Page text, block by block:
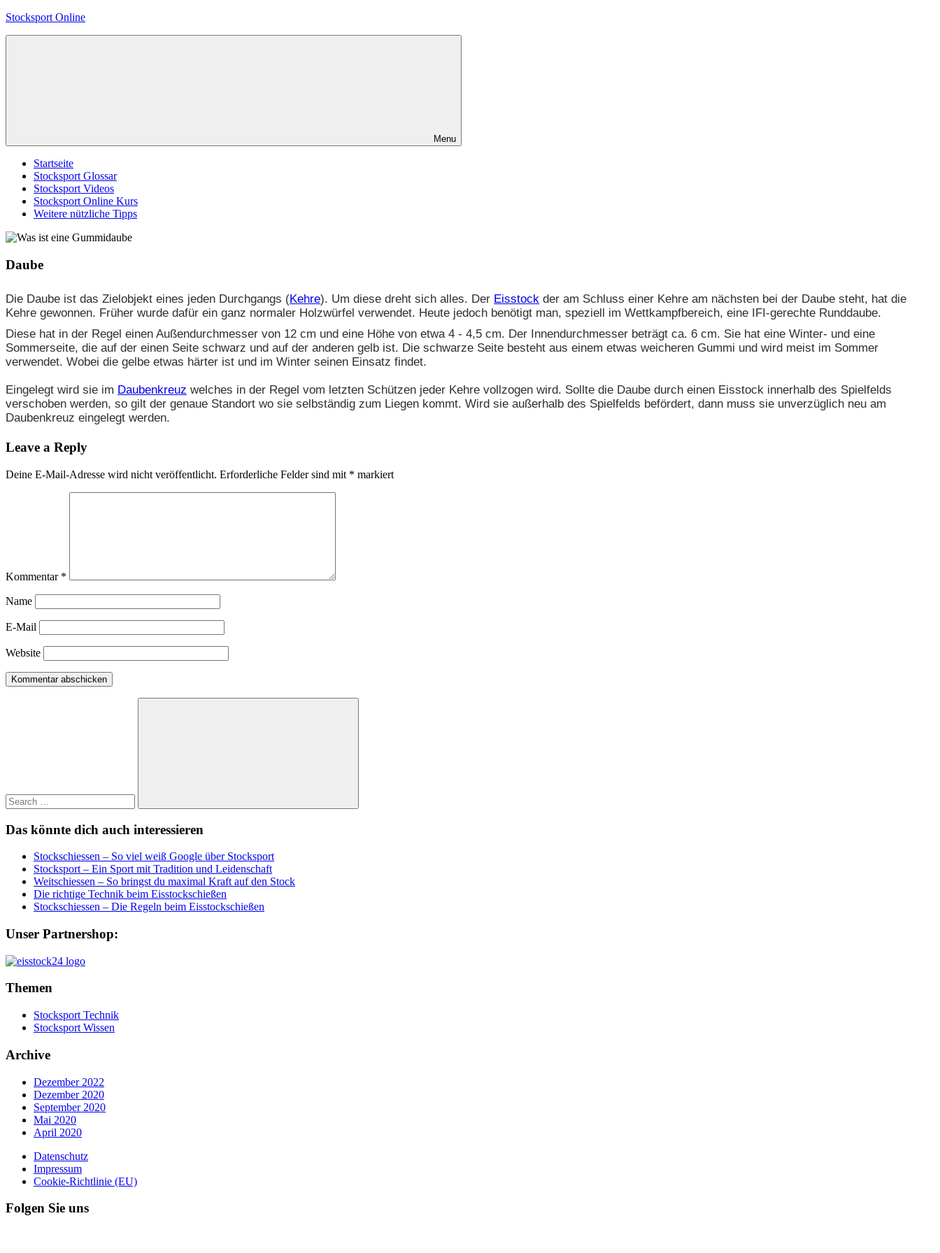
Skip
Stocksport Online
Menu
Startseite
Stocksport Glossar
Stocksport Videos
Stocksport Online Kurs
Weitere nützliche Tipps
Daube
Die Daube ist das Zielobjekt eines jeden Durchgangs (Kehre). Um diese dreht sich alles. Der Eisstock der am Schluss einer Kehre am nächsten bei der Daube steht, hat die
Kehre gewonnen. Früher wurde dafür ein ganz normaler Holzwürfel verwendet. Heute jedoch benötigt man, speziell im Wettkampfbereich, eine IFI-gerechte Runddaube.
Diese hat in der Regel einen Außendurchmesser von 12 cm und eine Höhe von etwa 4 - 4,5 cm. Der Innendurchmesser beträgt ca. 6 cm. Sie hat eine Winter- und eine
Sommerseite, die auf der einen Seite schwarz und auf der anderen gelb ist. Die schwarze Seite besteht aus einem etwas weicheren Gummi und wird meist im Sommer
verwendet. Wobei die gelbe etwas härter ist und im Winter seinen Einsatz findet.
Eingelegt wird sie im Daubenkreuz welches in der Regel vom letzten Schützen jeder Kehre vollzogen wird. Sollte die Daube durch einen Eisstock innerhalb des Spielfelds
verschoben werden, so gilt der genaue Standort wo sie selbständig zum Liegen kommt. Wird sie außerhalb des Spielfelds befördert, dann muss sie unverzüglich neu am
Daubenkreuz eingelegt werden.
Leave a Reply
Deine E-Mail-Adresse wird nicht veröffentlicht. Erforderliche Felder sind mit * markiert
Kommentar *
Name
E-Mail
Website
Search
Das könnte dich auch interessieren
Stockschiessen – So viel weiß Google über Stocksport
Stocksport – Ein Sport mit Tradition und Leidenschaft
Weitschiessen – So bringst du maximal Kraft auf den Stock
Die richtige Technik beim Eisstockschießen
Stockschiessen – Die Regeln beim Eisstockschießen
Unser Partnershop:
Themen
Stocksport Technik
Stocksport Wissen
Archive
Dezember 2022
Dezember 2020
September 2020
Mai 2020
April 2020
Datenschutz
Impressum
Cookie-Richtlinie (EU)
Folgen Sie uns